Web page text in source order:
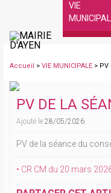
VIE
Accueil > VIE MUNICIPALE >
PV DE LA
Ajouté le 28/05/2026.
PV de la séance du
• CR CM du 20 mars